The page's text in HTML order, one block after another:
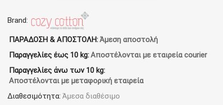
Size
cozycotton
(280x310)
200TC
Cotton
ποσότητα
Brand:
ΠΑΡΑΔΟΣΗ & ΑΠΟΣΤΟΛΗ:Άμεση αποστολή
Παραγγελίες έως 10 kg:Αποστέλονται με εταιρεία courier
Παραγγελίες άνω των 10 kg:
Αποστέλονται με μεταφορική εταιρεία
Διαθεσιμότητα: Άμεσα διαθέσιμο